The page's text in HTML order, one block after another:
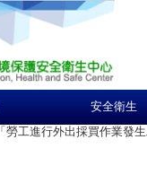
安全衛生
勞工進行外出採買作業發